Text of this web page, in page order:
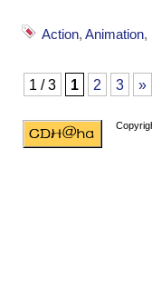
Action, Animation,
1 / 3 1 2 3 »